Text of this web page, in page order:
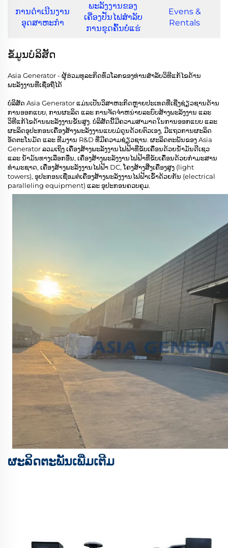
ການດຳເນີນງານ
ອຸດສາຫະກຳ
ພະລັງງານຂອງ
ເຄື່ອງປັ່ນໄຟສໍາລັບ
ການຂຸດຄົ້ນບໍ່ແຮ່
Evens &
Rentals
ຂໍ້ມູນບໍລິສັດ
Asia Generator - ຜູ້ຮ່ວມທຸລະກິດທົ່ວໂລກຂອງທ່ານສຳລັບວິທີແກ້ໄຂດ້ານ
ພະລັງງານທີ່ເຊື່ອຖືໄດ້
ບໍລິສັດ Asia Generator ແມ່ນເປັນວິສາຫະກິດຫຼາຍປະເທດທີ່ເຊີ່ງຊ່ຽວຊານດ້ານ
ການອອກແບບ, ການຜະລິດ ແລະ ການຈັດຈຳຫນ່າຍລະບົບສ້າງພະລັງງານ ແລະ
ວິທີແກ້ໄຂດ້ານພະລັງງານຂັ້ນສູງ. ບໍລິສັດນີ້ມີຄວາມສາມາດໃນການອອກແບບ ແລະ
ຜະລິດອຸປະກອນເຄື່ອງສ້າງພະລັງງານແບບມໍດູນດ້ວຍຕົວເອງ, ມີແຖວການຜະລິດ
ອັດຕະໂນມັດ ແລະ ທີມງານ R&D ທີ່ມີຄວາມຊ່ຽວຊານ. ຜະລິດຕະພັນຂອງ Asia
Generator ລວມເຖິງ ເຄື່ອງສ້າງພະລັງງານໄຟຟ້າທີ່ຂັບເຄື່ອນດ້ວຍນ້ຳມັນດີເຊວ
ແລະ ນ້ຳມັນທາງເລືອກອື່ນ, ເຄື່ອງສ້າງພະລັງງານໄຟຟ້າທີ່ຂັບເຄື່ອນດ້ວຍກຳມະສານ
ທຳມະຊາດ, ເຄື່ອງສ້າງພະລັງງານໄຟຟ້າ DC, ໂຄງສ້າງສີ່ງເຄື່ອງສູງ (light
towers), ອຸປະກອນເຊື່ອມຕໍ່ເຄື່ອງສ້າງພະລັງງານໄຟຟ້າເຂົ້າດ້ວຍກັນ (electrical
paralleling equipment) ແລະ ອຸປະກອນຄວບຄຸມ.
ຜະລິດຕະພັນເພີ່ມເຕີມ